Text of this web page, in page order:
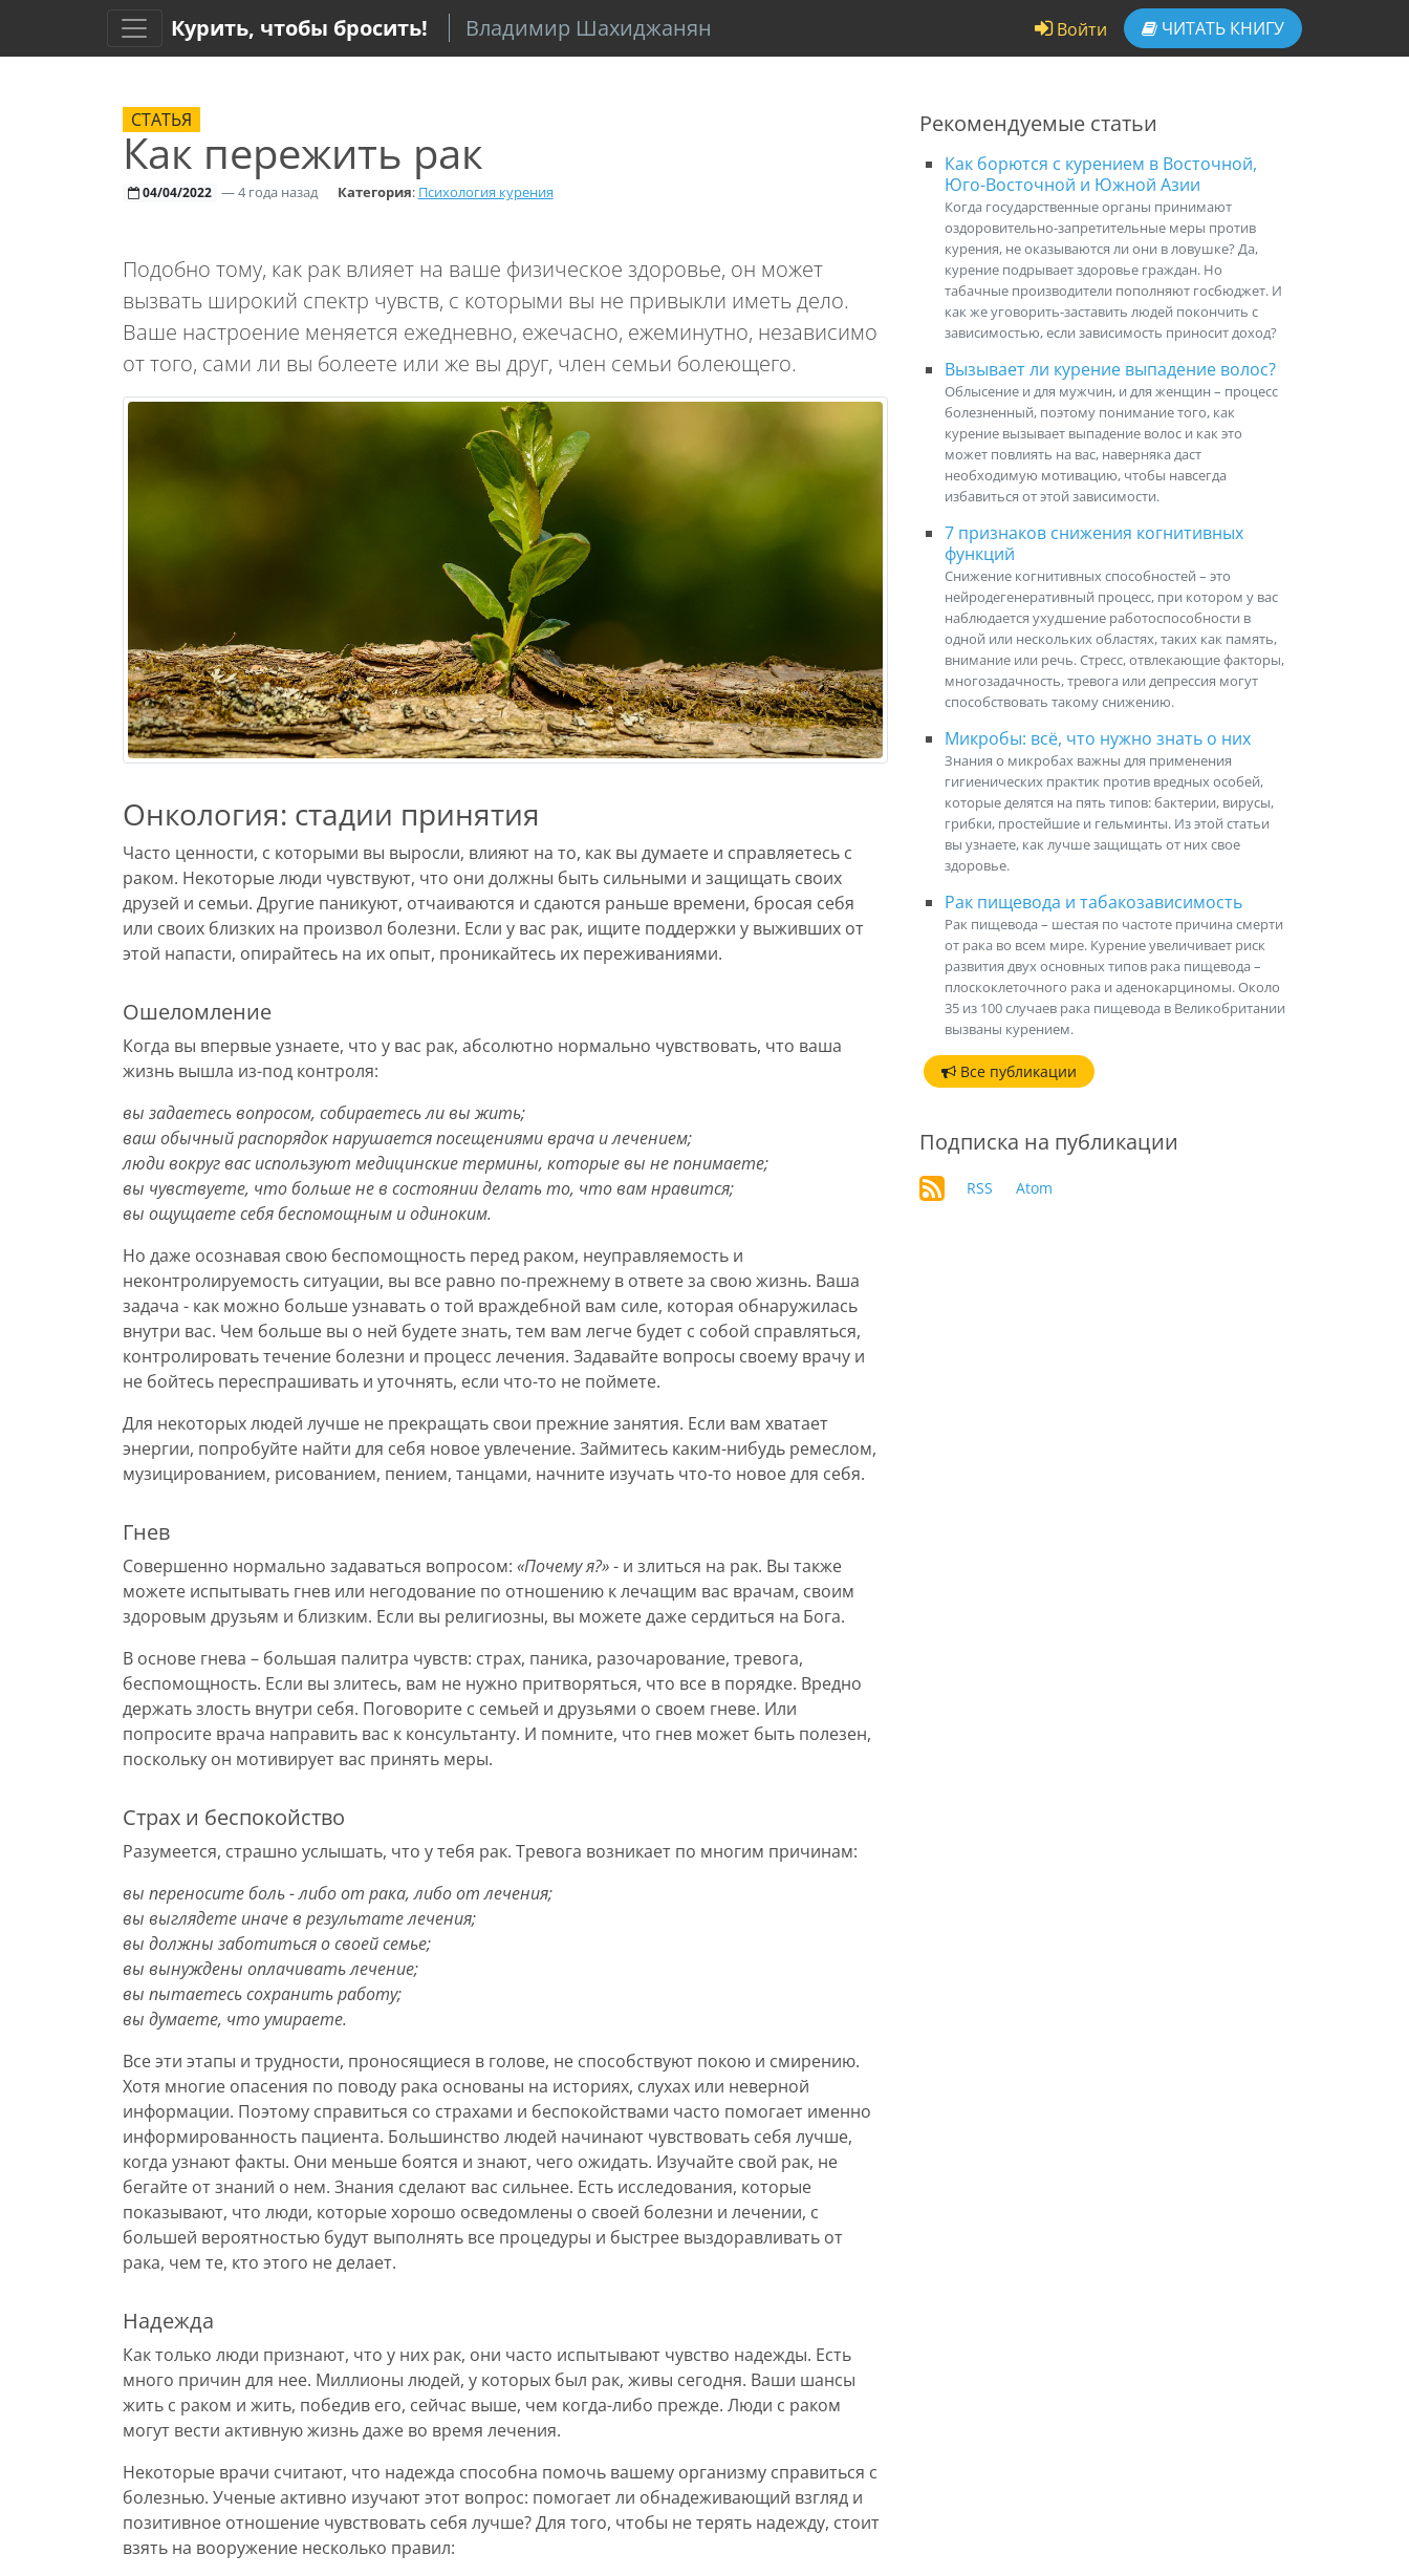
Курить, чтобы бросить! Владимир Шахиджанян Войти ЧИТАТЬ КНИГУ
СТАТЬЯ
Как пережить рак
04/04/2022 —4 года назад Категория: Психология курения
Подобно тому, как рак влияет на ваше физическое здоровье, он может
вызвать широкий спектр чувств, с которыми вы не привыкли иметь дело.
Ваше настроение меняется ежедневно, ежечасно, ежеминутно, независимо
от того, сами ли вы болеете или же вы друг, член семьи болеющего.
Онкология: стадии принятия
Часто ценности, с которыми вы выросли, влияют на то, как вы думаете и справляетесь с
раком. Некоторые люди чувствуют, что они должны быть сильными и защищать своих
друзей и семьи. Другие паникуют, отчаиваются и сдаются раньше времени, бросая себя
или своих близких на произвол болезни. Если у вас рак, ищите поддержки у выживших от
этой напасти, опирайтесь на их опыт, проникайтесь их переживаниями.
Ошеломление
Когда вы впервые узнаете, что у вас рак, абсолютно нормально чувствовать, что ваша
жизнь вышла из-под контроля:
вы задаетесь вопросом, собираетесь ли вы жить;
ваш обычный распорядок нарушается посещениями врача и лечением;
люди вокруг вас используют медицинские термины, которые вы не понимаете;
вы чувствуете, что больше не в состоянии делать то, что вам нравится;
вы ощущаете себя беспомощным и одиноким.
Но даже осознавая свою беспомощность перед раком, неуправляемость и
неконтролируемость ситуации, вы все равно по-прежнему в ответе за свою жизнь. Ваша
задача - как можно больше узнавать о той враждебной вам силе, которая обнаружилась
внутри вас. Чем больше вы о ней будете знать, тем вам легче будет с собой справляться,
контролировать течение болезни и процесс лечения. Задавайте вопросы своему врачу и
не бойтесь переспрашивать и уточнять, если что-то не поймете.
Для некоторых людей лучше не прекращать свои прежние занятия. Если вам хватает
энергии, попробуйте найти для себя новое увлечение. Займитесь каким-нибудь ремеслом,
музицированием, рисованием, пением, танцами, начните изучать что-то новое для себя.
Гнев
Совершенно нормально задаваться вопросом: «Почему я?»- и злиться на рак. Вы также
можете испытывать гнев или негодование по отношению к лечащим вас врачам, своим
здоровым друзьям и близким. Если вы религиозны, вы можете даже сердиться на Бога.
В основе гнева – большая палитра чувств: страх, паника, разочарование, тревога,
беспомощность. Если вы злитесь, вам не нужно притворяться, что все в порядке. Вредно
держать злость внутри себя. Поговорите с семьей и друзьями о своем гневе. Или
попросите врача направить вас к консультанту. И помните, что гнев может быть полезен,
поскольку он мотивирует вас принять меры.
Страх и беспокойство
Разумеется, страшно услышать, что у тебя рак. Тревога возникает по многим причинам:
вы переносите боль - либо от рака, либо от лечения;
вы выглядете иначе в результате лечения;
вы должны заботиться о своей семье;
вы вынуждены оплачивать лечение;
вы пытаетесь сохранить работу;
вы думаете, что умираете.
Все эти этапы и трудности, проносящиеся в голове, не способствуют покою и смирению.
Хотя многие опасения по поводу рака основаны на историях, слухах или неверной
информации. Поэтому справиться со страхами и беспокойствами часто помогает именно
информированность пациента. Большинство людей начинают чувствовать себя лучше,
когда узнают факты. Они меньше боятся и знают, чего ожидать. Изучайте свой рак, не
бегайте от знаний о нем. Знания сделают вас сильнее. Есть исследования, которые
показывают, что люди, которые хорошо осведомлены о своей болезни и лечении, с
большей вероятностью будут выполнять все процедуры и быстрее выздоравливать от
рака, чем те, кто этого не делает.
Надежда
Как только люди признают, что у них рак, они часто испытывают чувство надежды. Есть
много причин для нее. Миллионы людей, у которых был рак, живы сегодня. Ваши шансы
жить с раком и жить, победив его, сейчас выше, чем когда-либо прежде. Люди с раком
могут вести активную жизнь даже во время лечения.
Некоторые врачи считают, что надежда способна помочь вашему организму справиться с
болезнью. Ученые активно изучают этот вопрос: помогает ли обнадеживающий взгляд и
позитивное отношение чувствовать себя лучше? Для того, чтобы не терять надежду, стоит
взять на вооружение несколько правил:
Рекомендуемые статьи
Как борются с курением в Восточной,
Юго-Восточной и Южной Азии
Когда государственные органы принимают
оздоровительно-запретительные меры против
курения, не оказываются ли они в ловушке? Да,
курение подрывает здоровье граждан. Но
табачные производители пополняют госбюджет. И
как же уговорить-заставить людей покончить с
зависимостью, если зависимость приносит доход?
Вызывает ли курение выпадение волос?
Облысение и для мужчин, и для женщин – процесс
болезненный, поэтому понимание того, как
курение вызывает выпадение волос и как это
может повлиять на вас, наверняка даст
необходимую мотивацию, чтобы навсегда
избавиться от этой зависимости.
7 признаков снижения когнитивных
функций
Снижение когнитивных способностей – это
нейродегенеративный процесс, при котором у вас
наблюдается ухудшение работоспособности в
одной или нескольких областях, таких как память,
внимание или речь. Стресс, отвлекающие факторы,
многозадачность, тревога или депрессия могут
способствовать такому снижению.
Микробы: всё, что нужно знать о них
Знания о микробах важны для применения
гигиенических практик против вредных особей,
которые делятся на пять типов: бактерии, вирусы,
грибки, простейшие и гельминты. Из этой статьи
вы узнаете, как лучше защищать от них свое
здоровье.
Рак пищевода и табакозависимость
Рак пищевода – шестая по частоте причина смерти
от рака во всем мире. Курение увеличивает риск
развития двух основных типов рака пищевода –
плоскоклеточного рака и аденокарциномы. Около
35 из 100 случаев рака пищевода в Великобритании
вызваны курением.
Все публикации
Подписка на публикации
RSS Atom